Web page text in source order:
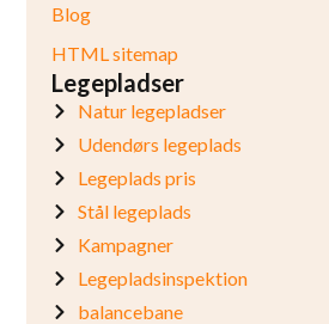
Blog
HTML sitemap
Legepladser
Natur legepladser
Udendørs legeplads
Legeplads pris
Stål legeplads
Kampagner
Legepladsinspektion
balancebane